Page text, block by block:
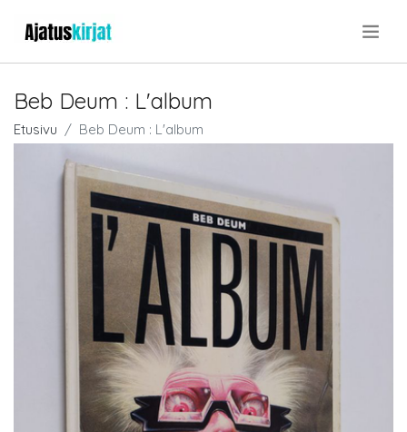
Beb Deum : L'album
Etusivu Beb Deum : L'album